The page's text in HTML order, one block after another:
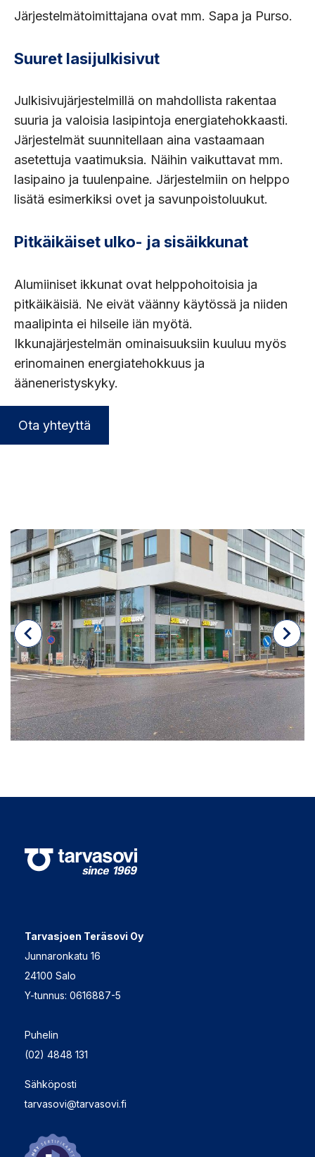
Järjestelmätoimittajana ovat mm. Sapa ja Purso.
Suuret lasijulkisivut
Julkisivujärjestelmillä on mahdollista rakentaa
suuria ja valoisia lasipintoja energiatehokkaasti.
Järjestelmät suunnitellaan aina vastaamaan
asetettuja vaatimuksia. Näihin vaikuttavat mm.
lasipaino ja tuulenpaine. Järjestelmiin on helppo
lisätä esimerkiksi ovet ja savunpoistoluukut.
Pitkäikäiset ulko- ja sisäikkunat
Alumiiniset ikkunat ovat helppohoitoisia ja
pitkäikäisiä. Ne eivät väänny käytössä ja niiden
maalipinta ei hilseile iän myötä.
Ikkunajärjestelmän ominaisuuksiin kuuluu myös
erinomainen energiatehokkuus ja
ääneneristyskyky.
Ota yhteyttä
Tarvasjoen Teräsovi Oy
Junnaronkatu 16
24100 Salo
Y-tunnus: 0616887-5
Puhelin
(02) 4848 131
Sähköposti
tarvasovi@tarvasovi.fi